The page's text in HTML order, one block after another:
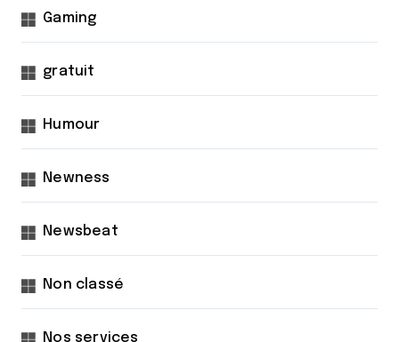
Gaming
gratuit
Humour
Newness
Newsbeat
Non classé
Nos services